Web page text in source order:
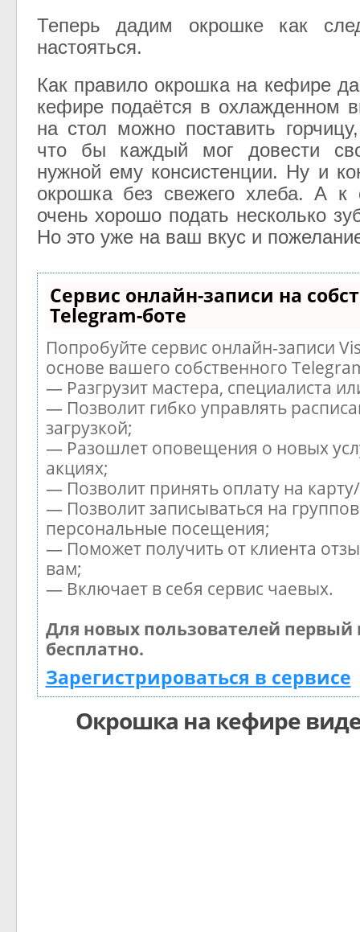
Теперь дадим окрошке как
настояться.
Как правило окрошка на кефире
кефире подаётся в охлажденном
на стол можно поставить
что бы каждый мог довести
нужной ему консистенции. Ну и
окрошка без свежего хлеба. А к
очень хорошо подать несколько
Но это уже на ваш вкус и
Сервис онлайн-записи на
Telegram-боте
Попробуйте сервис онлайн-записи
основе вашего собственного
— Разгрузит мастера, специалиста
— Позволит гибко управлять
загрузкой;
— Разошлет оповещения о новых
акциях;
— Позволит принять оплату на
— Позволит записываться на
персональные посещения;
— Поможет получить от клиента
вам;
— Включает в себя сервис чаевых.
Для новых пользователей первый
бесплатно.
Зарегистрироваться в сервисе
Окрошка на кефире